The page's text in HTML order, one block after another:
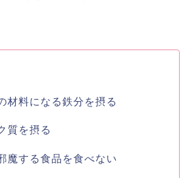
材料になる鉄分を摂る
質を摂る
魔する食品を食べない